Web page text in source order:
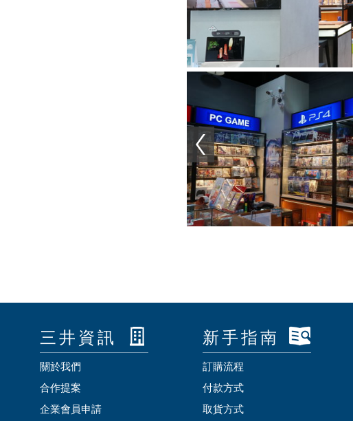
三井資訊
關於我們
合作提案
企業會員申請
新手指南
訂購流程
付款方式
取貨方式